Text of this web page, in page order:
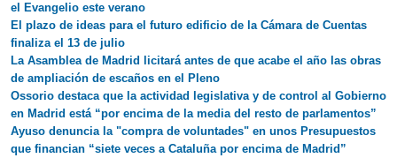
el Evangelio este verano
El plazo de ideas para el futuro edificio de la Cámara de Cuentas
finaliza el 13 de julio
La Asamblea de Madrid licitará antes de que acabe el año las obras
de ampliación de escaños en el Pleno
Ossorio destaca que la actividad legislativa y de control al Gobierno
en Madrid está “por encima de la media del resto de parlamentos”
Ayuso denuncia la "compra de voluntades" en unos Presupuestos
que financian “siete veces a Cataluña por encima de Madrid”